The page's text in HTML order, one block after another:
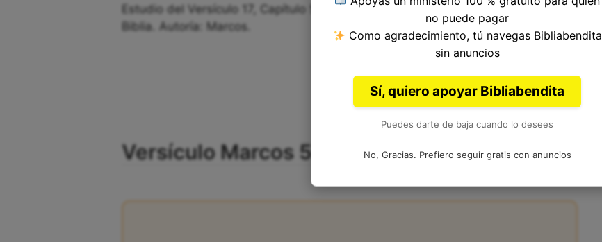
Estudio del Versículo 17, Capítulo 5, Libro de Marcos delNuevo Testamento en la
Biblia. Autoría: Marcos.
Versículo Marcos 5:17
no puede pagar
Como agradecimiento, tú navegas Bibliabendita
sin anuncios
Sí, quiero apoyar Bibliabendita
Puedes darte de baja cuando lo desees
No, Gracias. Prefiero seguir gratis con anuncios